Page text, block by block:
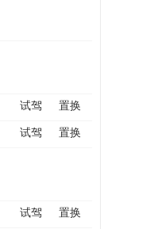
试驾 置换
试驾 置换
试驾 置换